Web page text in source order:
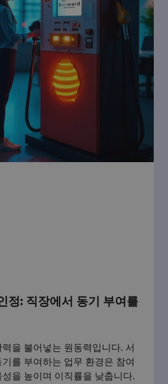
정: 직장에서 동기 부여를
을 불어넣는 원동력입니다. 서
를 부여하는 업무 환경은 참여
을 높이며 이직률을 낮춥니다.